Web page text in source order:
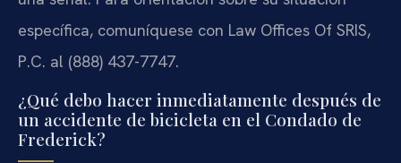
específica, comuníquese con Law Offices Of SRIS,
P.C. al (888) 437-7747.
¿Qué debo hacer inmediatamente después de
un accidente de bicicleta en el Condado de
Frederick?